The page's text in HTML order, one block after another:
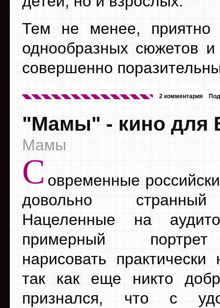
Тем не менее, приятно
однообразных сюжетов и
совершенно
2 комментария
"Мамы" - кино для
Мамы
С овременные
довольно
Нацеленные на
примерный
нарисовать практически
так как еще никто
признался, что с